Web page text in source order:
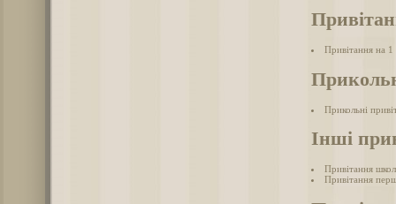
Привітання на 1
Прикольні
Інші
Привітання
Привітання